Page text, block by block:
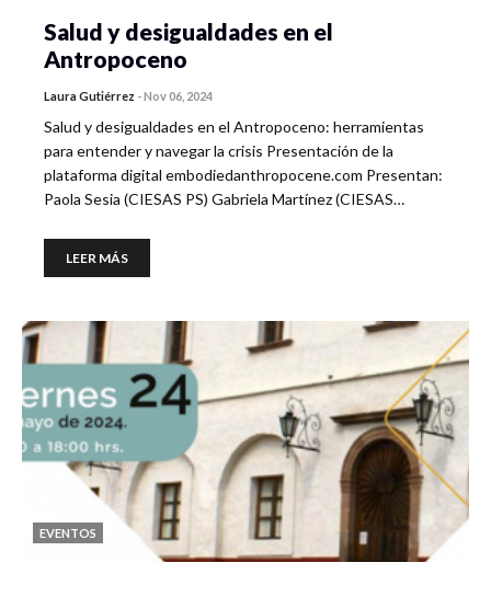
Salud y desigualdades en el
Antropoceno
Laura Gutiérrez -Nov 06, 2024
Salud y desigualdades en el Antropoceno: herramientas
para entender y navegar la crisis Presentación de la
plataforma digital embodiedanthropocene.com Presentan:
Paola Sesia (CIESAS PS) Gabriela Martínez (CIESAS…
LEER MÁS
EVENTOS